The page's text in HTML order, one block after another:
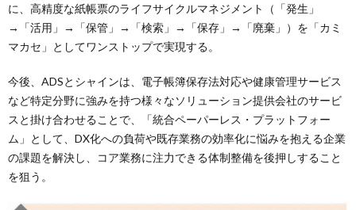
に、高精度な紙帳票のライフサイクルマネジメント（「発生」
→「活用」→「保管」→「検索」→「保存」→「廃棄」）を「カミ
マカセ」としてワンストップで実現する。
今後、ADSとシャインは、電子帳簿保存法対応や健康管理サービス
など特定分野に強みを持つ様々なソリューション提供会社のサービ
スと掛け合わせることで、「統合ペーパーレス・プラットフォー
ム」として、DX化への負荷や既存業務の効率化に悩みを抱える企業
の課題を解決し、コア業務に注力できる体制整備を後押しすること
を狙う。